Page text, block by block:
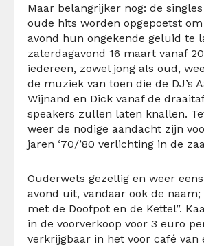
Maar belangrijker nog: de
oude hits worden opgepoetst
avond hun ongekende geluid te
zaterdagavond 16 maart vanaf
iedereen, zowel jong als oud,
de muziek van toen die de DJ’s
Wijnand en Dick vanaf de
speakers zullen laten knallen.
weer de nodige aandacht zijn
jaren ‘70/’80 verlichting in de
Ouderwets gezellig en weer
avond uit, vandaar ook de naam;
met de Doofpot en de Kettel”.
in de voorverkoop voor 3 euro
verkrijgbaar in het voor café van